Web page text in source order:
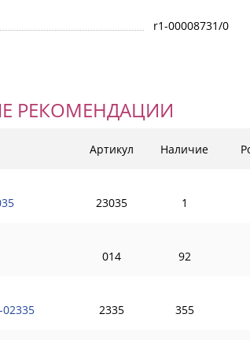
r1-00008731/0
РЕКОМЕНДАЦИИ
Артикул Наличие
23035 1
014 92
2335 355